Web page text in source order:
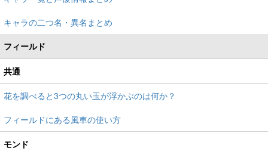
キャラの二つ名・異名まとめ
フィールド
共通
花を調べると3つの丸い玉が浮かぶのは何か？
フィールドにある風車の使い方
モンド